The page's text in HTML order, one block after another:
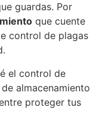
guardas. Por
que cuente
control de plagas
el control de
almacenamiento
proteger tus